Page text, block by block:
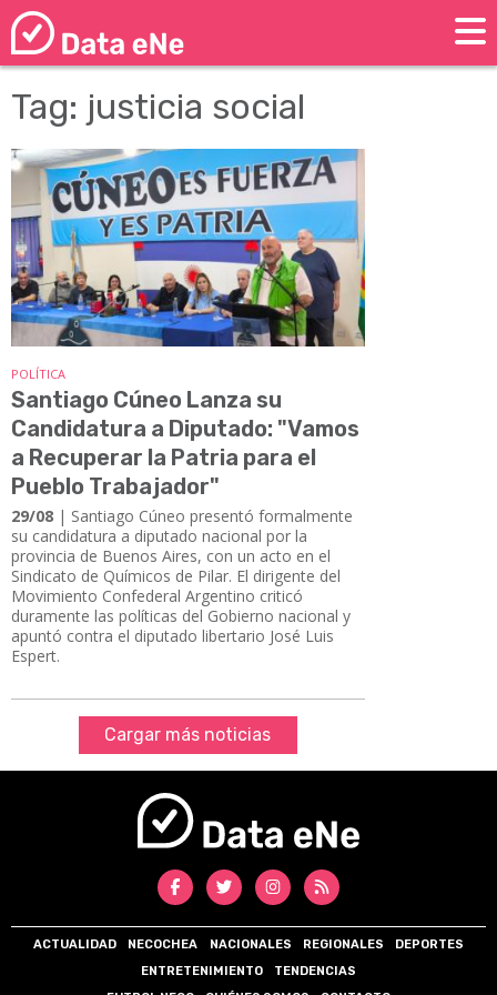
Tag: justicia social
POLÍTICA
Santiago Cúneo Lanza su
Candidatura a Diputado: "Vamos
a Recuperar la Patria para el
Pueblo Trabajador"
29/08 | Santiago Cúneo presentó formalmente
su candidatura a diputado nacional por la
provincia de Buenos Aires, con un acto en el
Sindicato de Químicos de Pilar. El dirigente del
Movimiento Confederal Argentino criticó
duramente las políticas del Gobierno nacional y
apuntó contra el diputado libertario José Luis
Espert.
Cargar más noticias
ACTUALIDAD NECOCHEA NACIONALES REGIONALES
DEPORTES
ENTRETENIMIENTO
TENDENCIAS